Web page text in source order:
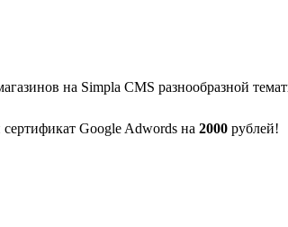
на Simpla CMS разнообразной
сертификат Google Adwords на 2000 рублей!